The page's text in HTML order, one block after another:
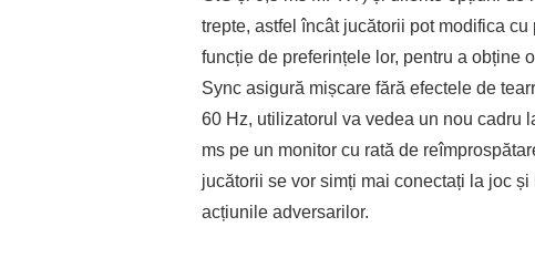
trepte, astfel încât jucătorii pot modifica
funcție de preferințele lor, pentru a obține
Sync asigură mișcare fără efectele de
60 Hz, utilizatorul va vedea un nou cadru
ms pe un monitor cu rată de
jucătorii se vor simți mai conectați la joc
acțiunile adversarilor.